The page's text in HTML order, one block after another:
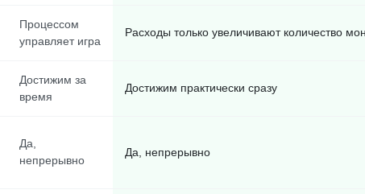
Процессом
управляет игра
Расходы только увеличивают количество
Достижим за
время
Достижим практически сразу
Да,
непрерывно
Да, непрерывно